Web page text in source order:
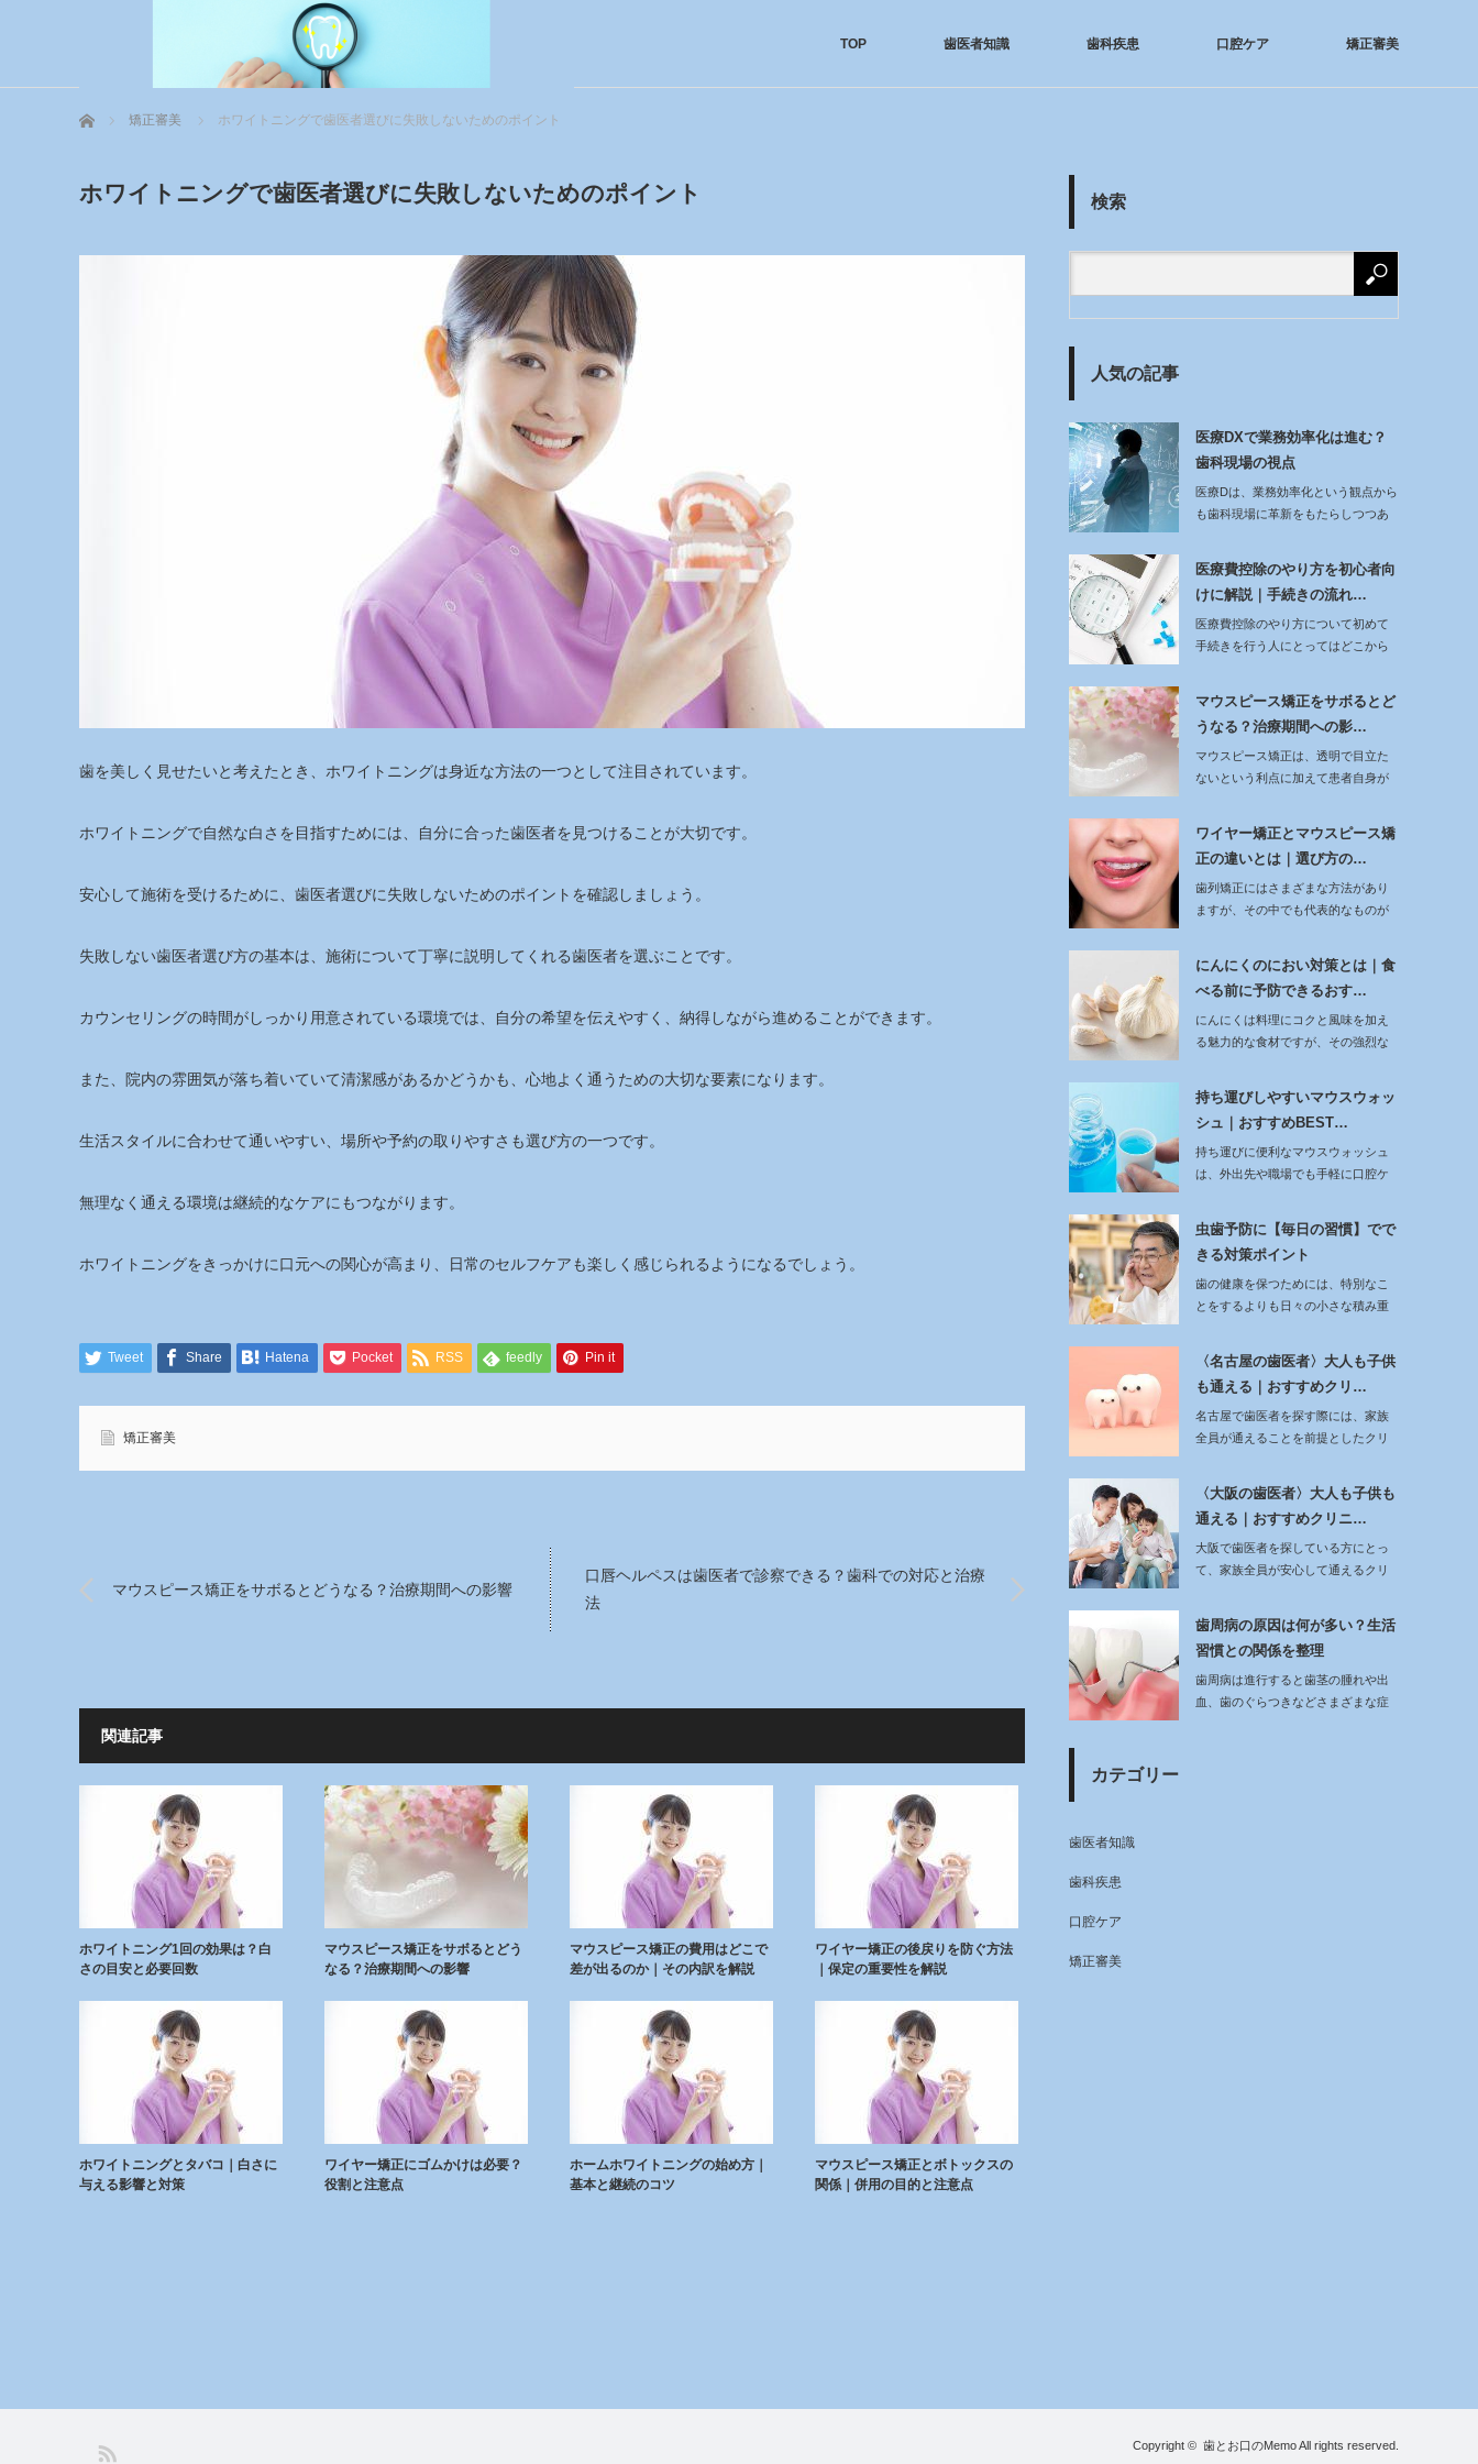
TOP 歯医者知識 歯科疾患 口腔ケア 矯正審美
ホーム 矯正審美 ホワイトニングで歯医者選びに失敗しないためのポイント
ホワイトニングで歯医者選びに失敗しないためのポイント
歯を美しく見せたいと考えたとき、ホワイトニングは身近な方法の一つとして注目されています。
ホワイトニングで自然な白さを目指すためには、自分に合った歯医者を見つけることが大切です。
安心して施術を受けるために、歯医者選びに失敗しないためのポイントを確認しましょう。
失敗しない歯医者選び方の基本は、施術について丁寧に説明してくれる歯医者を選ぶことです。
カウンセリングの時間がしっかり用意されている環境では、自分の希望を伝えやすく、納得しながら進めることができます。
また、院内の雰囲気が落ち着いていて清潔感があるかどうかも、心地よく通うための大切な要素になります。
生活スタイルに合わせて通いやすい、場所や予約の取りやすさも選び方の一つです。
無理なく通える環境は継続的なケアにもつながります。
ホワイトニングをきっかけに口元への関心が高まり、日常のセルフケアも楽しく感じられるようになるでしょう。
Tweet Share Hatena Pocket RSS feedly Pin it
矯正審美
マウスピース矯正をサボるとどうなる？治療期間への影響
口唇ヘルペスは歯医者で診察できる？歯科での対応と治療
法
関連記事
ホワイトニング1回の効果は？白
さの目安と必要回数
マウスピース矯正をサボるとどう
なる？治療期間への影響
マウスピース矯正の費用はどこで
差が出るのか｜その内訳を解説
ワイヤー矯正の後戻りを防ぐ方法
｜保定の重要性を解説
ホワイトニングとタバコ｜白さに
与える影響と対策
ワイヤー矯正にゴムかけは必要？
役割と注意点
ホームホワイトニングの始め方｜
基本と継続のコツ
マウスピース矯正とボトックスの
関係｜併用の目的と注意点
検索
人気の記事
医療DXで業務効率化は進む？
歯科現場の視点
医療Dは、業務効率化という観点から
も歯科現場に革新をもたらしつつあ
医療費控除のやり方を初心者向
けに解説｜手続きの流れ…
医療費控除のやり方について初めて
手続きを行う人にとってはどこから
マウスピース矯正をサボるとど
うなる？治療期間への影…
マウスピース矯正は、透明で目立た
ないという利点に加えて患者自身が
ワイヤー矯正とマウスピース矯
正の違いとは｜選び方の…
歯列矯正にはさまざまな方法があり
ますが、その中でも代表的なものが
にんにくのにおい対策とは｜食
べる前に予防できるおす…
にんにくは料理にコクと風味を加え
る魅力的な食材ですが、その強烈な
持ち運びしやすいマウスウォッ
シュ｜おすすめBEST…
持ち運びに便利なマウスウォッシュ
は、外出先や職場でも手軽に口腔ケ
虫歯予防に【毎日の習慣】でで
きる対策ポイント
歯の健康を保つためには、特別なこ
とをするよりも日々の小さな積み重
〈名古屋の歯医者〉大人も子供
も通える｜おすすめクリ…
名古屋で歯医者を探す際には、家族
全員が通えることを前提としたクリ
〈大阪の歯医者〉大人も子供も
通える｜おすすめクリニ…
大阪で歯医者を探している方にとっ
て、家族全員が安心して通えるクリ
歯周病の原因は何が多い？生活
習慣との関係を整理
歯周病は進行すると歯茎の腫れや出
血、歯のぐらつきなどさまざまな症
カテゴリー
歯医者知識
歯科疾患
口腔ケア
矯正審美
Copyright © 歯とお口のMemoAll rights reserved.